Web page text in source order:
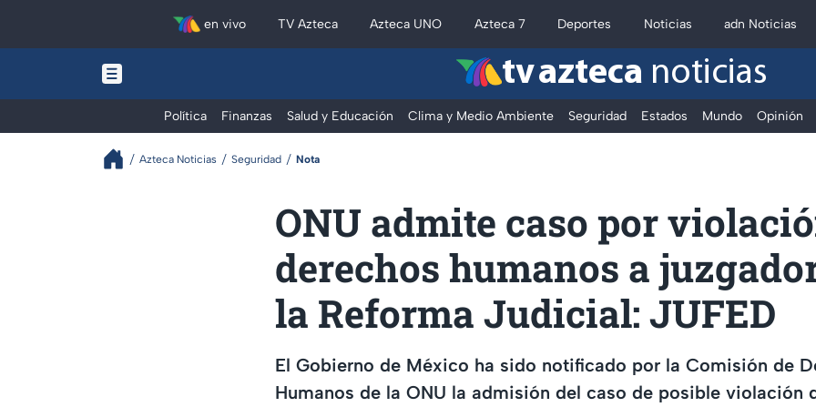
en vivo TV Azteca Azteca UNO Azteca 7 Deportes Noticias adn Noticias
tv azteca noticias
Política Finanzas Salud y Educación Clima y Medio Ambiente Seguridad Estados Mundo Opinión
Azteca Noticias Seguridad Nota
ONU admite caso por
derechos humanos a
la Reforma Judicial: JUFED
El Gobierno de México ha sido notificado por la Comisión de
Humanos de la ONU la admisión del caso de posible violación